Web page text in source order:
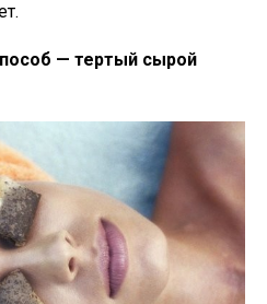
— тертый сырой